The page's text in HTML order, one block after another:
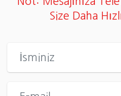
Size Daha